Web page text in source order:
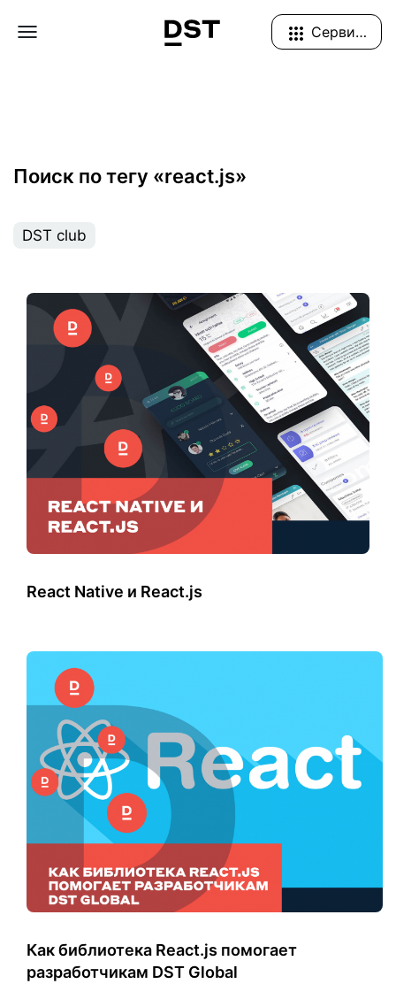
Navigation Menu Сервисы
Поиск по тегу «react.js»
DST club
React Native и React.js
Как библиотека React.js помогает
разработчикам DST Global